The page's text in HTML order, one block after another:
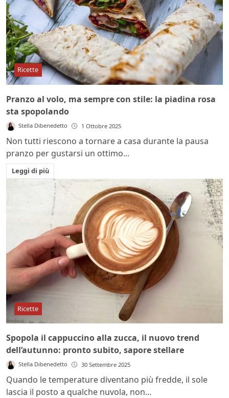
Ricette
Pranzo al volo, ma sempre con stile: la piadina rosa
sta spopolando
Stella Dibenedetto 1 Ottobre 2025
Non tutti riescono a tornare a casa durante la pausa
pranzo per gustarsi un ottimo...
Leggi di più
Ricette
Spopola il cappuccino alla zucca, il nuovo trend
dell’autunno: pronto subito, sapore stellare
Stella Dibenedetto 30 Settembre 2025
Quando le temperature diventano più fredde, il sole
lascia il posto a qualche nuvola, non...